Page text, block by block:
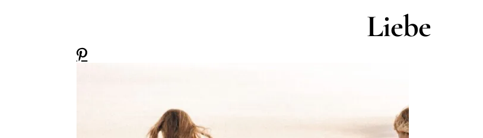
Liebe